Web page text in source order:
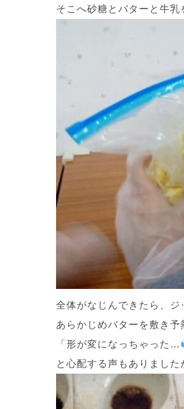
そこへ砂糖とバターと牛
全体がなじんできたら、
あらかじめバターを敷き予
「形が変になっちゃった…
と心配する声もありまし